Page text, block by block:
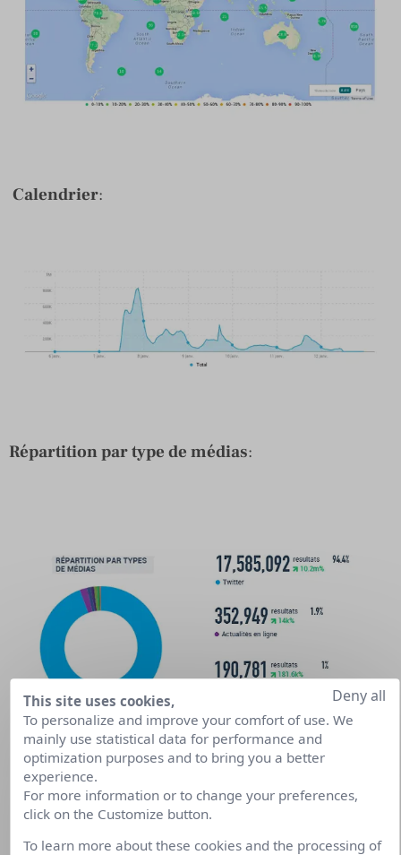
Calendrier:
Répartition par type de médias:
This site uses cookies,
To personalize and improve your comfort of use. We
mainly use statistical data for performance and
optimization purposes and to bring you a better
experience.
For more information or to change your preferences,
click on the Customize button.
To learn more about these cookies and the processing of
Deny all